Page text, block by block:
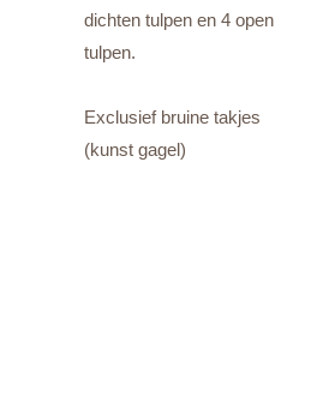
dichten tulpen en 4 open
tulpen.
Exclusief bruine takjes
(kunst gagel)